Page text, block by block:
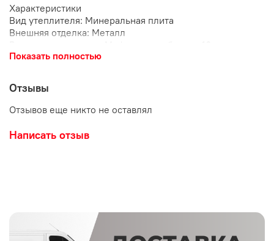
Характеристики
Вид утеплителя: Минеральная плита
Внешняя отделка: Металл
Глазок: 180°
Замок: Guardian сувальдный (3-я серия)
Замок дополнительный: Guardian цилиндровый (3-я
серия)
Контур уплотнения: 3
Модель: Деканто белый бархат ВХ
Тип отделки: Металл - МДФ
Сторона открывания: Левое
Показать полностью
Отзывы
Отзывов еще никто не оставлял
Написать отзыв